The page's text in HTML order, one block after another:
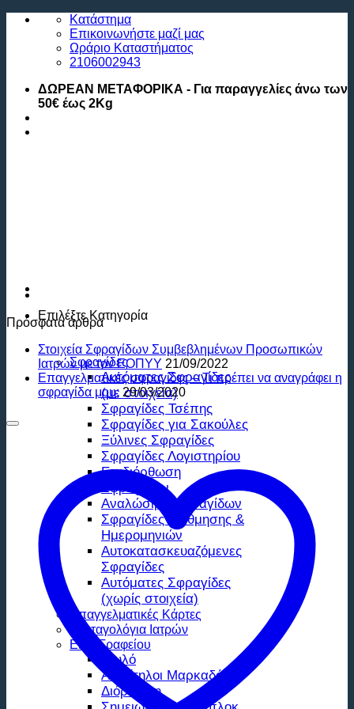
Μετάβαση
περιεχόμενο
Κατάστημα
Επικοινωνήστε μαζί μας
Ωράριο Καταστήματος
2106002943
ΔΩΡΕΑΝ ΜΕΤΑΦΟΡΙΚΑ - Για παραγγελίες άνω των
50€ έως 2Kg
ΕπιλέξτεΚατηγορία
Σφραγίδες
Αυτόματες Σφραγίδες
(με στοιχεία)
Σφραγίδες Τσέπης
Σφραγίδες για Σακούλες
Ξύλινες Σφραγίδες
Σφραγίδες Λογιστηρίου
Επιδιόρθωση
Σφραγίδων
Αναλώσιμα Σφραγίδων
Σφραγίδες Αρίθμησης &
Ημερομηνιών
Αυτοκατασκευαζόμενες
Σφραγίδες
Αυτόματες Σφραγίδες
(χωρίς στοιχεία)
Επαγγελματικές Κάρτες
Συνταγολόγια Ιατρών
Είδη Γραφείου
Στυλό
Ανεξίτηλοι Μαρκαδόροι
Διόρθωση
Πρόσφατα άρθρα
Στοιχεία Σφραγίδων Συμβεβλημένων Προσωπικών
Ιατρών με τον ΕΟΠΥΥ 21/09/2022
Επαγγελματικές σφραγίδες – Τι πρέπει να αναγράφει η
σφραγίδα μου; 29/03/2020